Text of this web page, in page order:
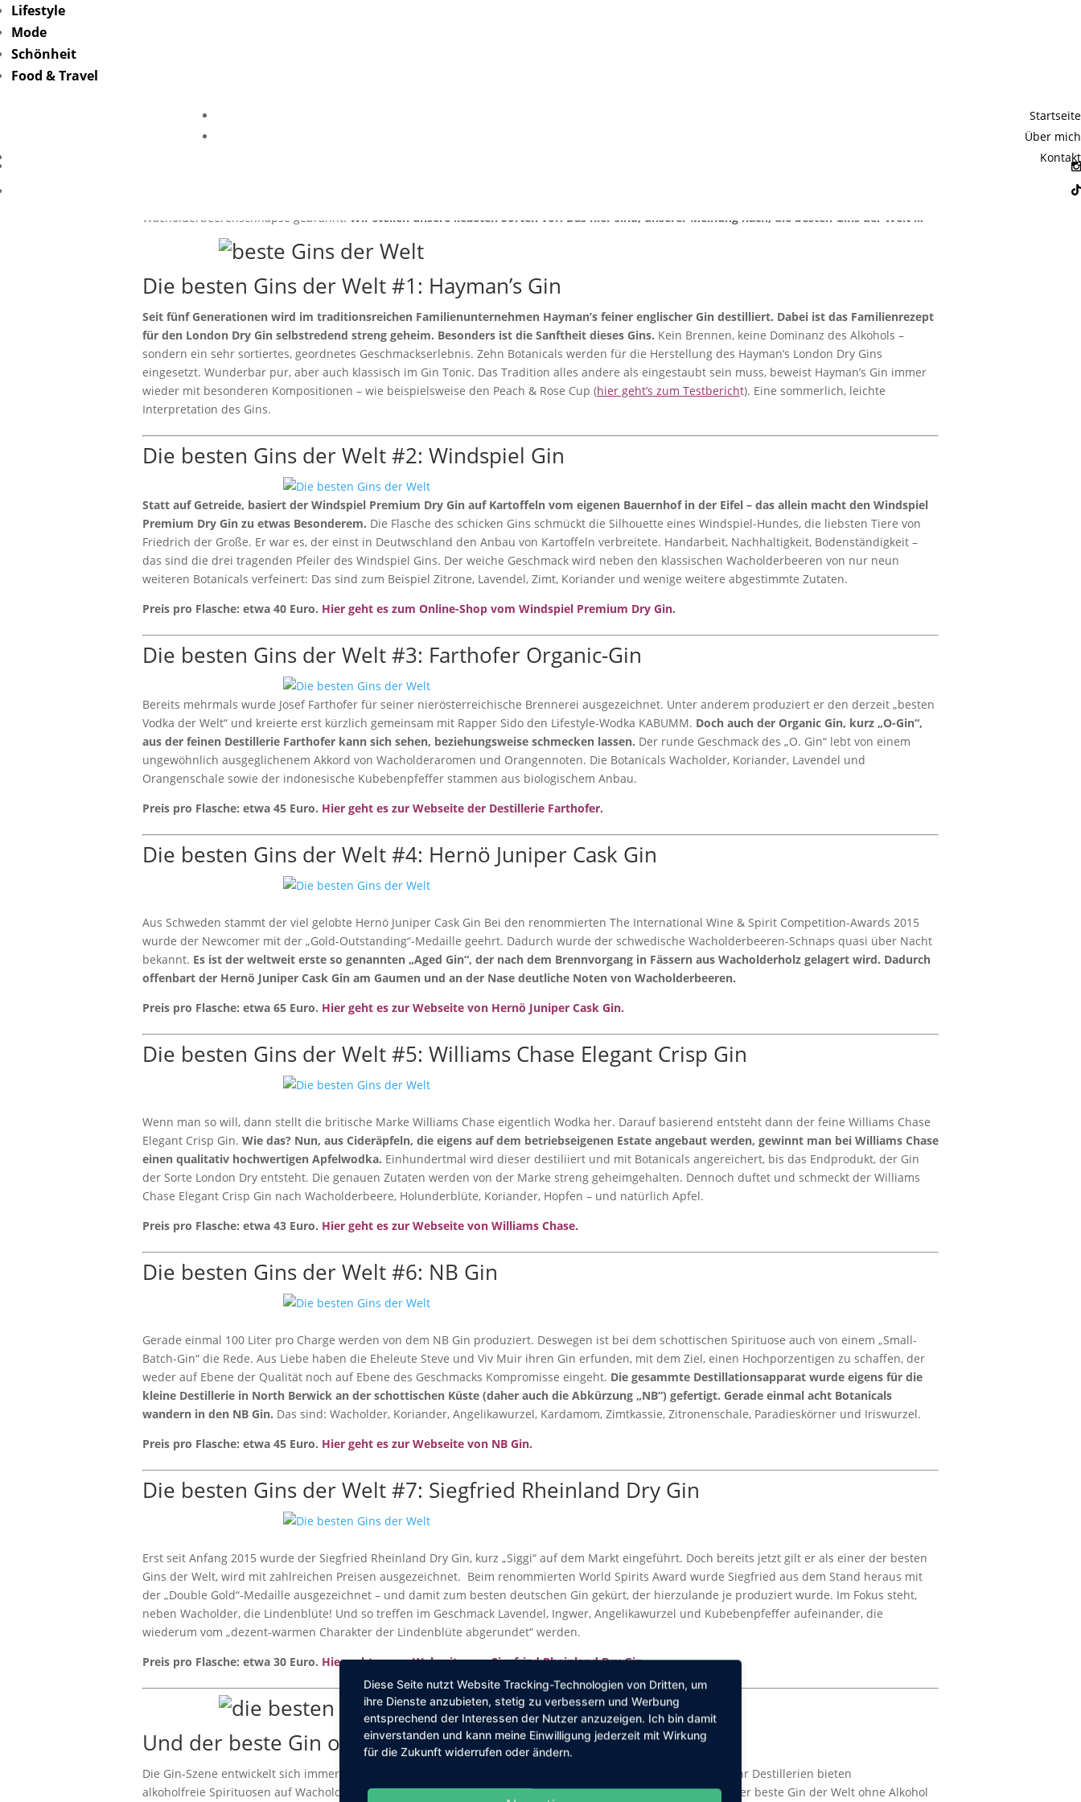
Lifestyle
Mode
Schönheit
Food & Travel
Startseite
Über mich
Kontakt
Wacholderbeerenschnäpse gebrannt. Wir stellen unsere liebsten Sorten vor! Das hier sind, unserer Meinung nach, die besten Gins der Welt …
Die besten Gins der Welt #1: Hayman’s Gin
Seit fünf Generationen wird im traditionsreichen Familienunternehmen Hayman’s feiner englischer Gin destilliert. Dabei ist das Familienrezept
für den London Dry Gin selbstredend streng geheim. Besonders ist die Sanftheit dieses Gins. Kein Brennen, keine Dominanz des Alkohols –
sondern ein sehr sortiertes, geordnetes Geschmackserlebnis. Zehn Botanicals werden für die Herstellung des Hayman’s London Dry Gins
eingesetzt. Wunderbar pur, aber auch klassisch im Gin Tonic. Das Tradition alles andere als eingestaubt sein muss, beweist Hayman’s Gin immer
wieder mit besonderen Kompositionen – wie beispielsweise den Peach & Rose Cup (hier geht’s zum Testbericht). Eine sommerlich, leichte
Interpretation des Gins.
Die besten Gins der Welt #2: Windspiel Gin
Statt auf Getreide, basiert der Windspiel Premium Dry Gin auf Kartoffeln vom eigenen Bauernhof in der Eifel – das allein macht den Windspiel
Premium Dry Gin zu etwas Besonderem. Die Flasche des schicken Gins schmückt die Silhouette eines Windspiel-Hundes, die liebsten Tiere von
Friedrich der Große. Er war es, der einst in Deutwschland den Anbau von Kartoffeln verbreitete. Handarbeit, Nachhaltigkeit, Bodenständigkeit –
das sind die drei tragenden Pfeiler des Windspiel Gins. Der weiche Geschmack wird neben den klassischen Wacholderbeeren von nur neun
weiteren Botanicals verfeinert: Das sind zum Beispiel Zitrone, Lavendel, Zimt, Koriander und wenige weitere abgestimmte Zutaten.
Preis pro Flasche: etwa 40 Euro. Hier geht es zum Online-Shop vom Windspiel Premium Dry Gin.
Die besten Gins der Welt #3: Farthofer Organic-Gin
Bereits mehrmals wurde Josef Farthofer für seiner nierösterreichische Brennerei ausgezeichnet. Unter anderem produziert er den derzeit „besten
Vodka der Welt“ und kreierte erst kürzlich gemeinsam mit Rapper Sido den Lifestyle-Wodka KABUMM. Doch auch der Organic Gin, kurz „O-Gin“,
aus der feinen Destillerie Farthofer kann sich sehen, beziehungsweise schmecken lassen. Der runde Geschmack des „O. Gin“ lebt von einem
ungewöhnlich ausgeglichenem Akkord von Wacholderaromen und Orangennoten. Die Botanicals Wacholder, Koriander, Lavendel und
Orangenschale sowie der indonesische Kubebenpfeffer stammen aus biologischem Anbau.
Preis pro Flasche: etwa 45 Euro. Hier geht es zur Webseite der Destillerie Farthofer.
Die besten Gins der Welt #4: Hernö Juniper Cask Gin
Aus Schweden stammt der viel gelobte Hernö Juniper Cask Gin Bei den renommierten The International Wine & Spirit Competition-Awards 2015
wurde der Newcomer mit der „Gold-Outstanding“-Medaille geehrt. Dadurch wurde der schwedische Wacholderbeeren-Schnaps quasi über Nacht
bekannt. Es ist der weltweit erste so genannten „Aged Gin“, der nach dem Brennvorgang in Fässern aus Wacholderholz gelagert wird. Dadurch
offenbart der Hernö Juniper Cask Gin am Gaumen und an der Nase deutliche Noten von Wacholderbeeren.
Preis pro Flasche: etwa 65 Euro. Hier geht es zur Webseite von Hernö Juniper Cask Gin.
Die besten Gins der Welt #5: Williams Chase Elegant Crisp Gin
Wenn man so will, dann stellt die britische Marke Williams Chase eigentlich Wodka her. Darauf basierend entsteht dann der feine Williams Chase
Elegant Crisp Gin. Wie das? Nun, aus Cideräpfeln, die eigens auf dem betriebseigenen Estate angebaut werden, gewinnt man bei Williams Chase
einen qualitativ hochwertigen Apfelwodka. Einhundertmal wird dieser destiliiert und mit Botanicals angereichert, bis das Endprodukt, der Gin
der Sorte London Dry entsteht. Die genauen Zutaten werden von der Marke streng geheimgehalten. Dennoch duftet und schmeckt der Williams
Chase Elegant Crisp Gin nach Wacholderbeere, Holunderblüte, Koriander, Hopfen – und natürlich Apfel.
Preis pro Flasche: etwa 43 Euro. Hier geht es zur Webseite von Williams Chase.
Die besten Gins der Welt #6: NB Gin
Gerade einmal 100 Liter pro Charge werden von dem NB Gin produziert. Deswegen ist bei dem schottischen Spirituose auch von einem „Small-
Batch-Gin“ die Rede. Aus Liebe haben die Eheleute Steve und Viv Muir ihren Gin erfunden, mit dem Ziel, einen Hochporzentigen zu schaffen, der
weder auf Ebene der Qualität noch auf Ebene des Geschmacks Kompromisse eingeht. Die gesammte Destillationsapparat wurde eigens für die
kleine Destillerie in North Berwick an der schottischen Küste (daher auch die Abkürzung „NB“) gefertigt. Gerade einmal acht Botanicals
wandern in den NB Gin. Das sind: Wacholder, Koriander, Angelikawurzel, Kardamom, Zimtkassie, Zitronenschale, Paradieskörner und Iriswurzel.
Preis pro Flasche: etwa 45 Euro. Hier geht es zur Webseite von NB Gin.
Die besten Gins der Welt #7: Siegfried Rheinland Dry Gin
Erst seit Anfang 2015 wurde der Siegfried Rheinland Dry Gin, kurz „Siggi“ auf dem Markt eingeführt. Doch bereits jetzt gilt er als einer der besten
Gins der Welt, wird mit zahlreichen Preisen ausgezeichnet. Beim renommierten World Spirits Award wurde Siegfried aus dem Stand heraus mit
der „Double Gold“-Medaille ausgezeichnet – und damit zum besten deutschen Gin gekürt, der hierzulande je produziert wurde. Im Fokus steht,
neben Wacholder, die Lindenblüte! Und so treffen im Geschmack Lavendel, Ingwer, Angelikawurzel und Kubebenpfeffer aufeinander, die
wiederum vom „dezent-warmen Charakter der Lindenblüte abgerundet“ werden.
Preis pro Flasche: etwa 30 Euro. Hier geht es zur Webseite von Siegfried Rheinland Dry Gin.
Und der beste Gin ohne Alkohol? Kommt von LAORI Drinks
Die Gin-Szene entwickelt sich immer weiter und alkoholfreie Alternative erobern aktuell den Markt. Immer mehr Destillerien bieten
alkoholfreie Spirituosen auf Wacholderbasis an – das schmeckt mal mehr, mal weniger nach Gin. Wir finden: Der beste Gin der Welt ohne Alkohol
Diese Seite nutzt Website Tracking-Technologien von Dritten, um
ihre Dienste anzubieten, stetig zu verbessern und Werbung
entsprechend der Interessen der Nutzer anzuzeigen. Ich bin damit
einverstanden und kann meine Einwilligung jederzeit mit Wirkung
für die Zukunft widerrufen oder ändern.